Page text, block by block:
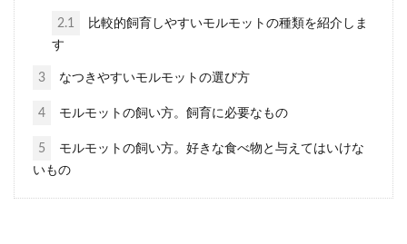
ートで迷惑になるのかについて
解説
これからモルモットを飼おうか悩んでい
2.1
比較的飼育しやすいモルモットの種類を紹介しま
す
3 なつきやすいモルモットの選び方
4 モルモットの飼い方。飼育に必要なもの
5
モルモットの飼い方。好きな食べ物と与えてはいけな
いもの